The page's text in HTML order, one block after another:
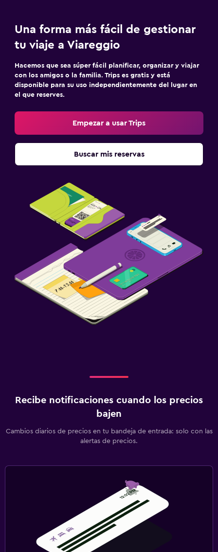
Una forma más fácil de gestionar
tu viaje a Viareggio
Hacemos que sea súper fácil planificar, organizar y viajar
con los amigos o la familia. Trips es gratis y está
disponible para su uso independientemente del lugar en
el que reserves.
Empezar a usar Trips
Buscar mis reservas
Recibe notificaciones cuando los precios
bajen
Cambios diarios de precios en tu bandeja de entrada: solo con las
alertas de precios.